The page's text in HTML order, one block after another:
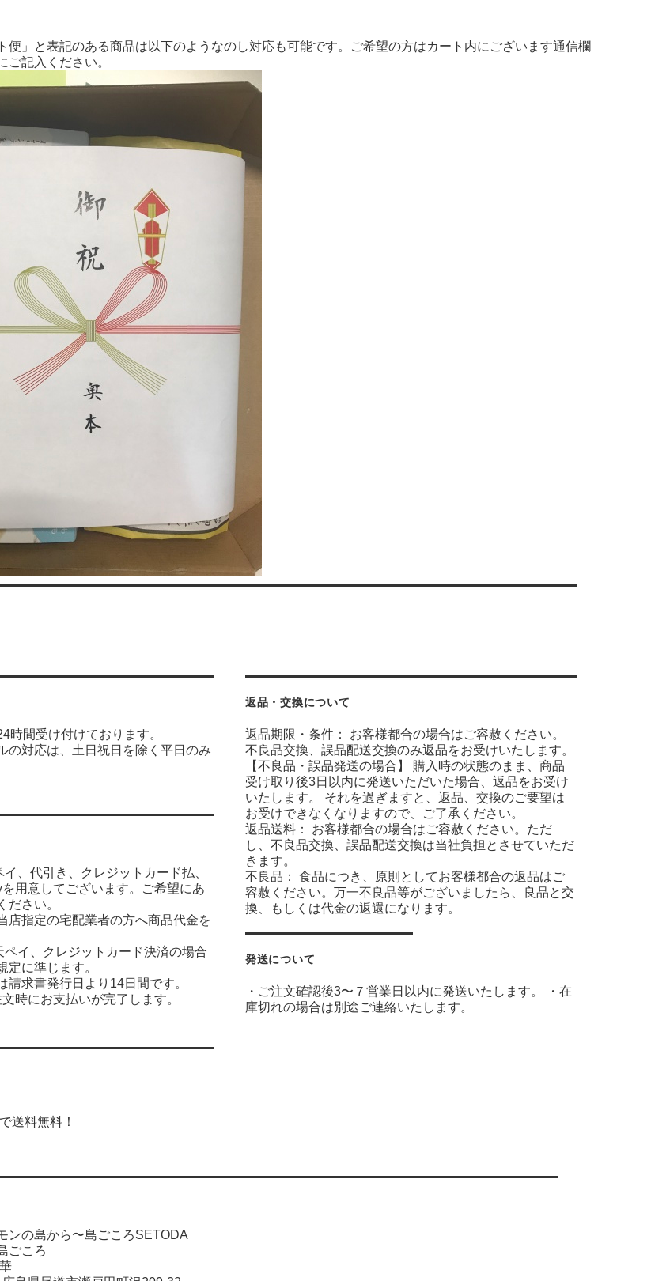
便」と表記のある商品は以下のようなのし対応も可能です。ご希望の方はカート内にございます通信欄
ご記入ください。
時間受け付けております。
の対応は、土日祝日を除く平日のみ
、代引き、クレジットカード払、
用意してございます。ご希望にあ
ださい。
店指定の宅配業者の方へ商品代金を
ペイ、クレジットカード決済の場合
定に準じます。
請求書発行日より14日間です。
時にお支払いが完了します。
送料無料！
返品・交換について
返品期限・条件： お客様都合の場合はご容赦ください。
不良品交換、誤品配送交換のみ返品をお受けいたします。
【不良品・誤品発送の場合】 購入時の状態のまま、商品
受け取り後3日以内に発送いただいた場合、返品をお受け
いたします。 それを過ぎますと、返品、交換のご要望は
お受けできなくなりますので、ご了承ください。
返品送料： お客様都合の場合はご容赦ください。ただ
し、不良品交換、誤品配送交換は当社負担とさせていただ
きます。
不良品： 食品につき、原則としてお客様都合の返品はご
容赦ください。万一不良品等がございましたら、良品と交
換、もしくは代金の返還になります。
発送について
・ご注文確認後3〜７営業日以内に発送いたします。 ・在
庫切れの場合は別途ご連絡いたします。
ンの島から〜島ごころSETODA
ごころ
華